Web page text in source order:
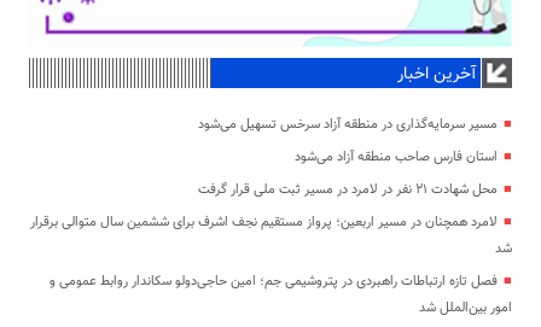
آخرین اخبار
مسیر سرمایه‌گذاری در منطقه آزاد سرخس تسهیل می‌شود
استان فارس صاحب منطقه آزاد می‌شود
محل شهادت ۲۱ نفر در لامرد در مسیر ثبت ملی قرار گرفت
لامرد همچنان در مسیر اربعین؛ پرواز مستقیم نجف اشرف برای ششمین سال متوالی برقرار
شد
فصل تازه ارتباطات راهبردی در پتروشیمی جم؛ امین حاجی‌دولو سکاندار روابط عمومی و
امور بین‌الملل شد